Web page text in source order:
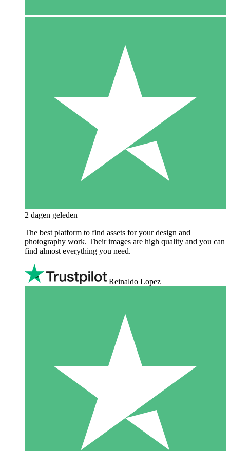
2 dagen geleden
The best platform to find assets for your design and
photography work. Their images are high quality and you can
find almost everything you need.
Reinaldo Lopez